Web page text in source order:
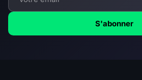
S'abonner